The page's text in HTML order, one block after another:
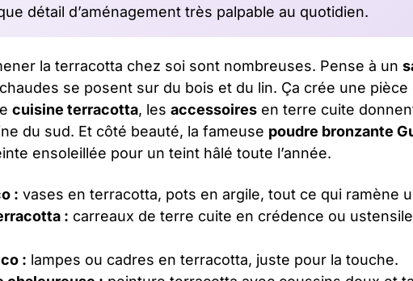
détail d’aménagement très palpable au quotidien.
la terracotta chez soi sont nombreuses. Pense à un
se posent sur du bois et du lin. Ça crée une pièce
cuisine terracotta, les accessoires en terre cuite
du sud. Et côté beauté, la fameuse poudre bronzante
ensoleillée pour un teint hâlé toute l’année.
: vases en terracotta, pots en argile, tout ce qui ramène
: carreaux de terre cuite en crédence ou
: lampes ou cadres en terracotta, juste pour la touche.